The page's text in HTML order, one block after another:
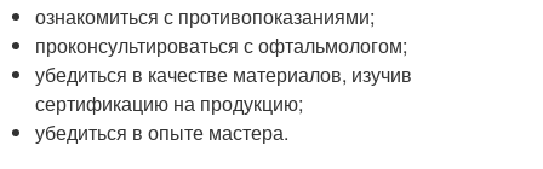
ознакомиться с противопоказаниями;
проконсультироваться с офтальмологом;
убедиться в качестве материалов, изучив
сертификацию на продукцию;
убедиться в опыте мастера.